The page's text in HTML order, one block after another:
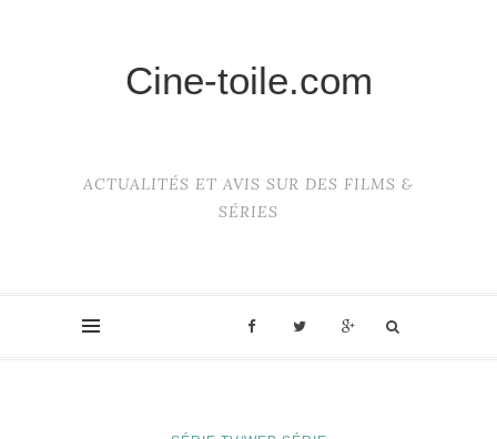
Cine-toile.com
ACTUALITÉS ET AVIS SUR DES FILMS &
SÉRIES